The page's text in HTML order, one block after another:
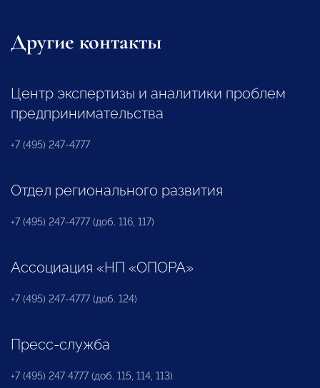
Другие контакты
Центр экспертизы и аналитики проблем
предпринимательства
+7 (495) 247-4777
Отдел регионального развития
+7 (495) 247-4777 (доб. 116, 117)
Ассоциация «НП «ОПОРА»
+7 (495) 247-4777 (доб. 124)
Пресс-служба
+7 (495) 247 4777 (доб. 115, 114, 113)